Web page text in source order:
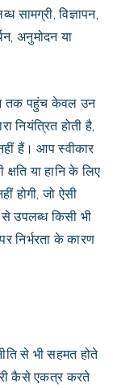
सामग्री, विज्ञापन,
अनुमोदन या
तक पहुंच केवल उन
नियंत्रित होती है,
हैं। आप स्वीकार
या हानि के लिए
होगी, जो ऐसी
उपलब्ध किसी भी
निर्भरता के कारण
से भी सहमत होते
कैसे एकत्र करते